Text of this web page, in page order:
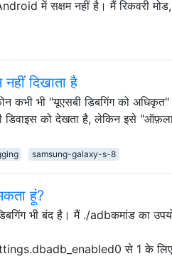
में सक्षम नहीं है। मैं रिकवरी
दिखाता है
कभी भी "यूएसबी डिबगिंग को
डिवाइस को देखता है, लेकिन इसे
samsung-galaxy-s-8
हूं?
भी बंद है। मैं ./adbकमांड का
से 1 के लिए